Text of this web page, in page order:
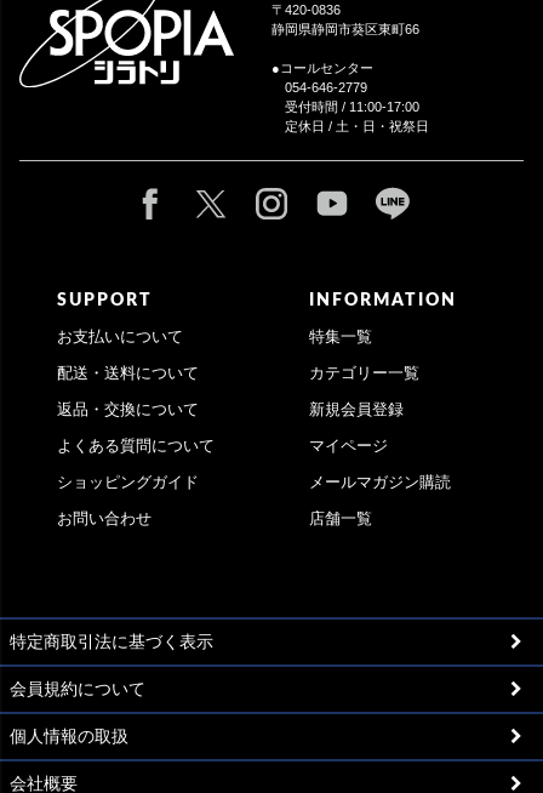
〒420-0836
静岡県静岡市葵区東町66
●コールセンター
054-646-2779
受付時間 / 11:00-17:00
定休日 / 土・日・祝祭日
SUPPORT
お支払いについて
配送・送料について
返品・交換について
よくある質問について
ショッピングガイド
お問い合わせ
INFORMATION
特集一覧
カテゴリー一覧
新規会員登録
マイページ
メールマガジン購読
店舗一覧
特定商取引法に基づく表示
会員規約について
個人情報の取扱
会社概要